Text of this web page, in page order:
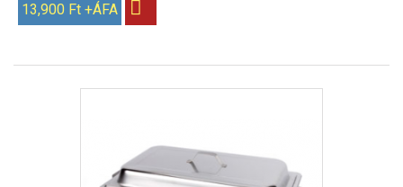
13,900 Ft +ÁFA